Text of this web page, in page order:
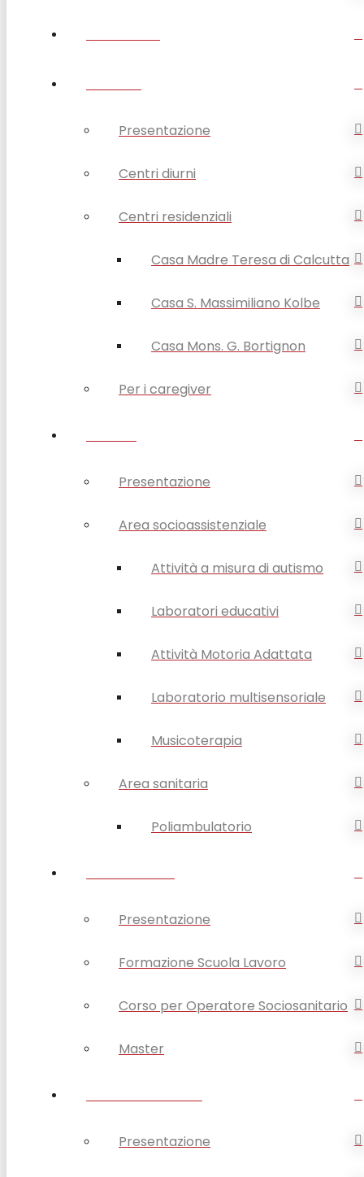
Presentazione
Centri diurni
Centri residenziali
Casa Madre Teresa di Calcutta
Casa S. Massimiliano Kolbe
Casa Mons. G. Bortignon
Per i caregiver
Presentazione
Area socioassistenziale
Attività a misura di autismo
Laboratori educativi
Attività Motoria Adattata
Laboratorio multisensoriale
Musicoterapia
Area sanitaria
Poliambulatorio
Presentazione
Formazione Scuola Lavoro
Corso per Operatore Sociosanitario
Master
Presentazione